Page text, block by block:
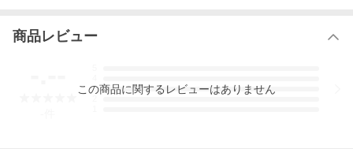
文・決済・発送・欠品等についてのお知らせは、メールでご連絡
させて頂きます。
商品レビュー
3
この商品に関するレビューはありません